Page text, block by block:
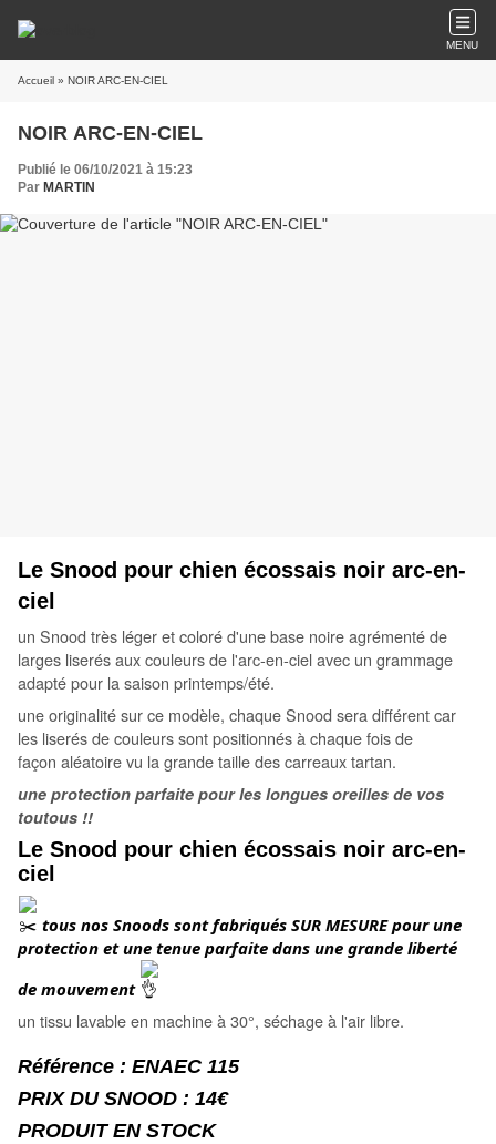
MENU
Accueil » NOIR ARC-EN-CIEL
NOIR ARC-EN-CIEL
Publié le 06/10/2021 à 15:23
Par MARTIN
Le Snood pour chien écossais noir arc-en-
ciel
un Snood très léger et coloré d'une base noire agrémenté de
larges liserés aux couleurs de l'arc-en-ciel avec un grammage
adapté pour la saison printemps/été.
une originalité sur ce modèle, chaque Snood sera différent car
les liserés de couleurs sont positionnés à chaque fois de
façon aléatoire vu la grande taille des carreaux tartan.
une protection parfaite pour les longues oreilles de vos
toutous !!
Le Snood pour chien écossais noir arc-en-
ciel
tous nos Snoods sont fabriqués SUR MESURE pour une
protection et une tenue parfaite dans une grande liberté
de mouvement
un tissu lavable en machine à 30°, séchage à l'air libre.
Référence : ENAEC 115
PRIX DU SNOOD : 14€
PRODUIT EN STOCK